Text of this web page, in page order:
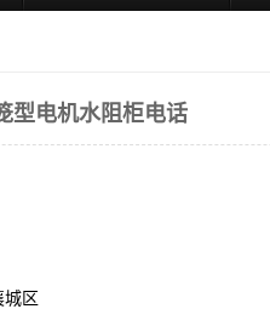
型电机水阻柜电话
城区